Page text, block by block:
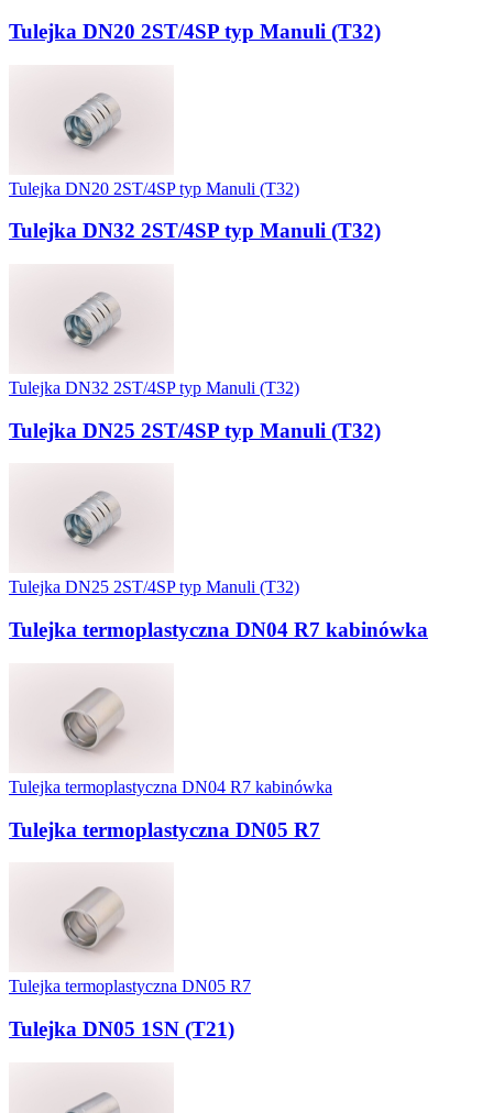
Tulejka DN20 2ST/4SP typ Manuli (T32)
Tulejka DN20 2ST/4SP typ Manuli (T32)
Tulejka DN32 2ST/4SP typ Manuli (T32)
Tulejka DN32 2ST/4SP typ Manuli (T32)
Tulejka DN25 2ST/4SP typ Manuli (T32)
Tulejka DN25 2ST/4SP typ Manuli (T32)
Tulejka termoplastyczna DN04 R7 kabinówka
Tulejka termoplastyczna DN04 R7 kabinówka
Tulejka termoplastyczna DN05 R7
Tulejka termoplastyczna DN05 R7
Tulejka DN05 1SN (T21)